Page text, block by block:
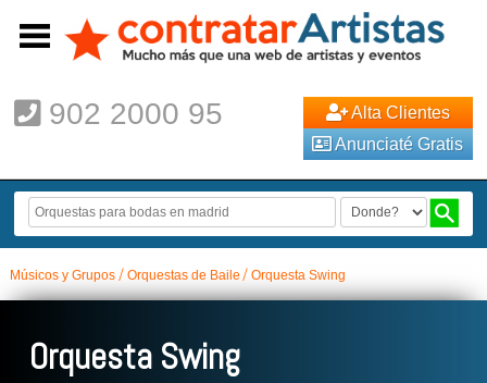
902 2000 95
Alta Clientes
Anunciaté Gratis
Músicos y Grupos Orquestas de Baile Orquesta Swing
Orquesta Swing